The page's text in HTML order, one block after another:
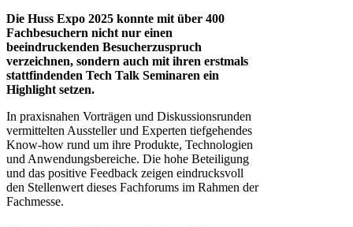
Die Huss Expo 2025 konnte mit über 400
Fachbesuchern nicht nur einen
beeindruckenden Besucherzuspruch
verzeichnen, sondern auch mit ihren erstmals
stattfindenden Tech Talk Seminaren ein
Highlight setzen.
In praxisnahen Vorträgen und Diskussionsrunden
vermittelten Aussteller und Experten tiefgehendes
Know-how rund um ihre Produkte, Technologien
und Anwendungsbereiche. Die hohe Beteiligung
und das positive Feedback zeigen eindrucksvoll
den Stellenwert dieses Fachforums im Rahmen der
Fachmesse.